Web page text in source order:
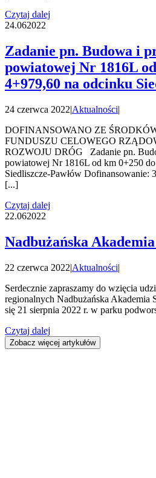
Czytaj dalej
24.062022
Zadanie pn. Budowa i
powiatowej Nr 1816L
4+979,60 na odcinku
24 czerwca 2022|Aktualności|
DOFINANSOWANO ZE
FUNDUSZU CELOWEGO
ROZWOJU DRÓG Zadanie pn.
powiatowej Nr 1816L od km 0+250
Siedliszcze-Pawłów Dofinansowanie:
[...]
Czytaj dalej
22.062022
Nadbużańska
22 czerwca 2022|Aktualności|
Serdecznie zapraszamy do wzięcia
regionalnych Nadbużańska Akademia
się 21 sierpnia 2022 r. w parku
Czytaj dalej
Zobacz więcej artykułów